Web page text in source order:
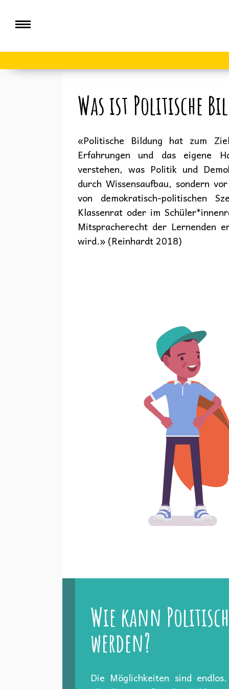
Was ist Politische
«Politische Bildung hat zum
Erfahrungen und das eigene
verstehen, was Politik und
durch Wissensaufbau, sondern
von demokratisch-politischen
Klassenrat oder im
Mitspracherecht der Lernenden
wird.» (Reinhardt 2018)
Wie kann
werden?
Die Möglichkeiten sind